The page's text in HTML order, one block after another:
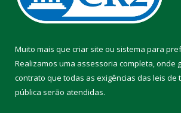
Muito mais que criar site ou sistema para
Realizamos uma assessoria completa, onde
contrato que todas as exigências das leis de
pública serão atendidas.